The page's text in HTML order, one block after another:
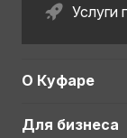
Услуги
О Куфаре
Для бизнеса